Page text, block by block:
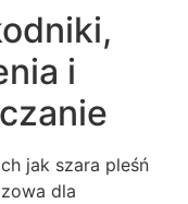
i
jak szara pleśń
dla